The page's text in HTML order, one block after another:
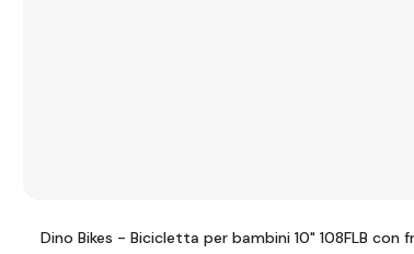
Dino Bikes - Bicicletta per bambini 10" 108FLB con